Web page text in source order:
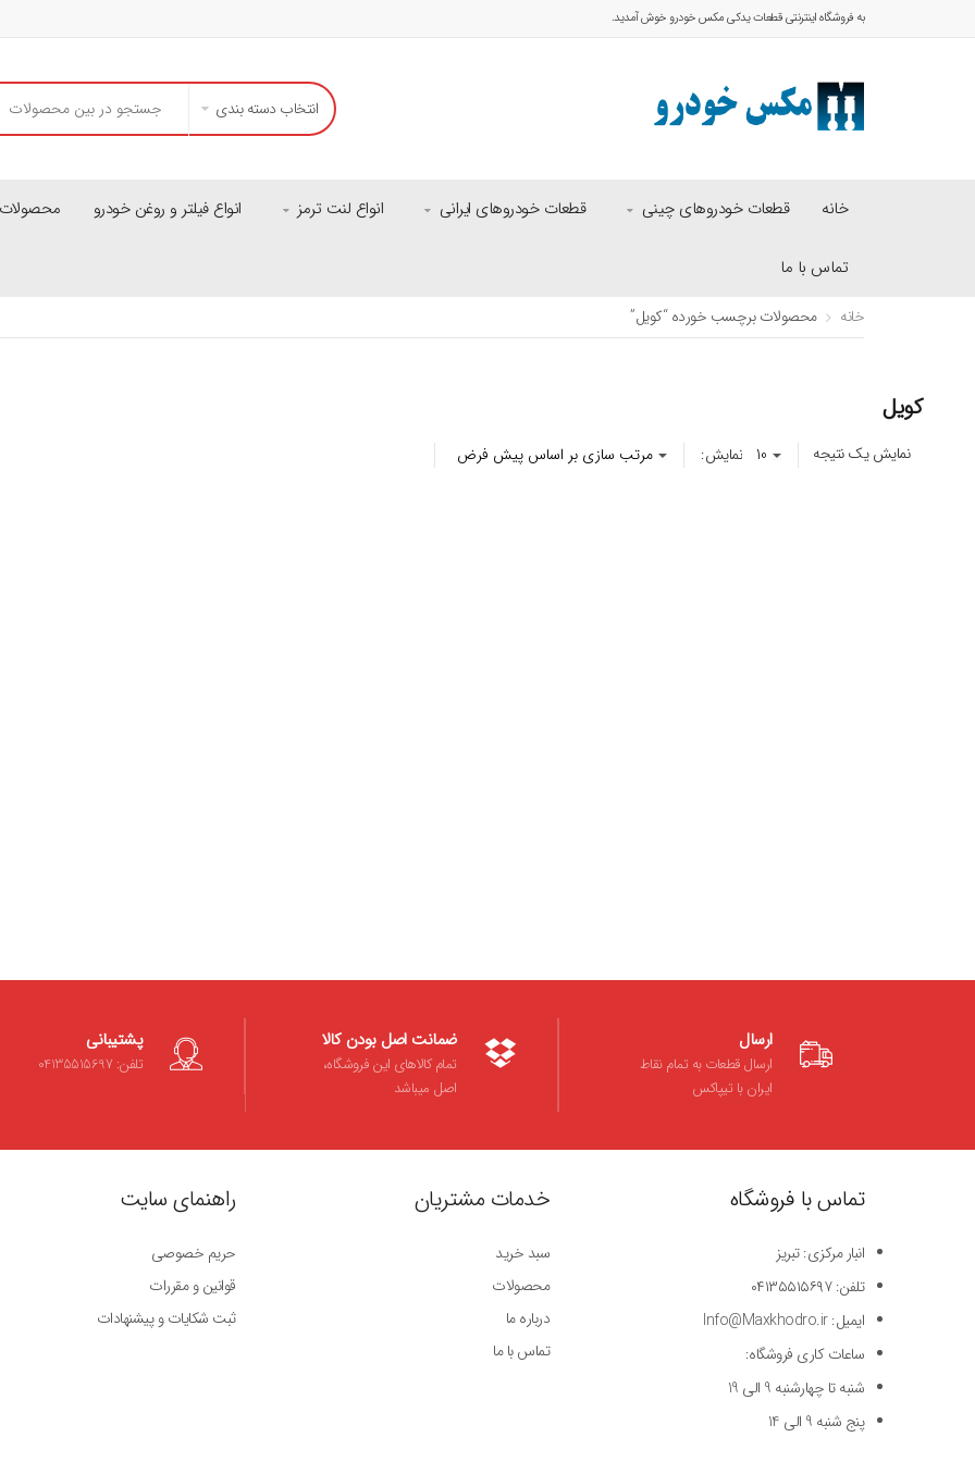
به فروشگاه اینترنتی قطعات یدکی مکس خودرو خوش آمدید.
انتخاب دسته بندی
خانه قطعات خودروهای چینی قطعات خودروهای ایرانی انواع لنت ترمز انواع فیلتر و روغن خودرو محصولات
تماس با ما
خانه محصولات برچسب خورده “کویل”
کویل
نمایش یک نتیجه نمایش:
پشتیبانی
تلفن: 04135515697
ضمانت اصل بودن کالا
تمام کالاهای این فروشگاه،
اصل میباشد
ارسال
ارسال قطعات به تمام نقاط
ایران با تیپاکس
راهنمای سایت
حریم خصوصی
قوانین و مقررات
ثبت شکایات و پیشنهادات
خدمات مشتریان
سبد خرید
محصولات
درباره ما
تماس با ما
تماس با فروشگاه
انبار مرکزی: تبریز
تلفن: ۰۴۱۳۵۵۱۵۶۹۷
ایمیل: Info@Maxkhodro.ir
ساعات کاری فروشگاه:
شنبه تا چهارشنبه 9 الی 19
پنج شنبه 9 الی 14